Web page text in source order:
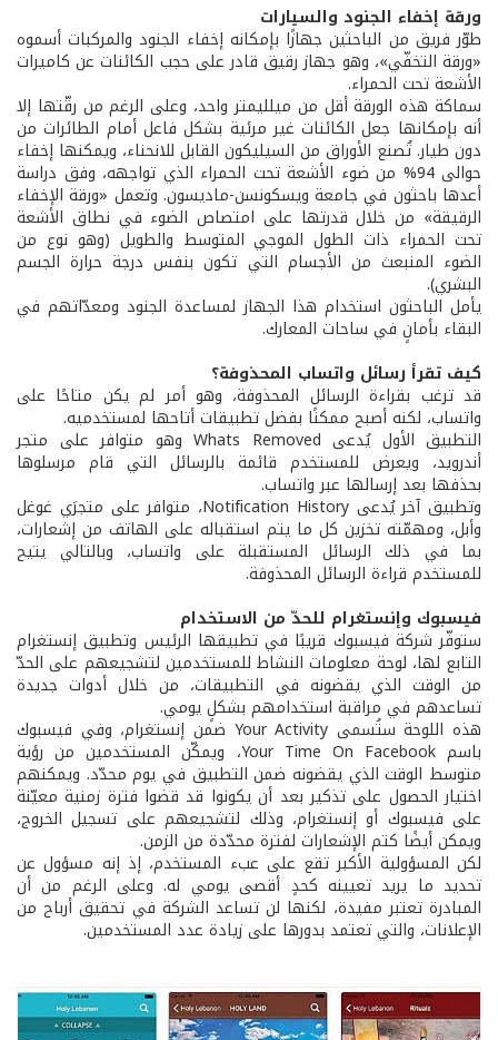
ورقة إخفاء الجنود والسيارات
طوّر فريق من الباحثين جهازًا بإمكانه إخفاء الجنود والمركبات أسموه
«ورقة التخفّي»، وهو جهاز رقيق قادر على حجب الكائنات عن كاميرات
الأشعة تحت الحمراء.
سماكة هذه الورقة أقل من ميلليمتر واحد، وعلى الرغم من رقّتها إلا
أنه بإمكانها جعل الكائنات غير مرئية بشكل فاعل أمام الطائرات من
دون طيار. تُصنع الأوراق من السيليكون القابل للانحناء، ويمكنها إخفاء
حوالى 94% من ضوء الأشعة تحت الحمراء الذي تواجهه، وفق دراسة
أعدها باحثون في جامعة ويسكونسن-ماديسون. وتعمل «ورقة الإخفاء
الرقيقة» من خلال قدرتها على امتصاص الضوء في نطاق الأشعة
تحت الحمراء ذات الطول الموجي المتوسط والطويل (وهو نوع من
الضوء المنبعث من الأجسام التي تكون بنفس درجة حرارة الجسم
البشري).
يأمل الباحثون استخدام هذا الجهاز لمساعدة الجنود ومعدّاتهم في
البقاء بأمانٍ في ساحات المعارك.
كيف تقرأ رسائل واتساب المحذوفة؟
قد ترغب بقراءة الرسائل المحذوفة، وهو أمر لم يكن متاحًا على
واتساب، لكنه أصبح ممكنًا بفضل تطبيقات أتاحها لمستخدميه.
التطبيق الأول يُدعى Whats Removed وهو متوافر على متجر
أندرويد، ويعرض للمستخدم قائمة بالرسائل التي قام مرسلوها
بحذفها بعد إرسالها عبر واتساب.
وتطبيق آخر يُدعى Notification History، متوافر على متجرَي غوغل
وأبل، ومهمّته تخزين كل ما يتم استقباله على الهاتف من إشعارات،
بما في ذلك الرسائل المستقبلة على واتساب، وبالتالي يتيح
للمستخدم قراءة الرسائل المحذوفة.
فيسبوك وإنستغرام للحدّ من الاستخدام
ستوفّر شركة فيسبوك قريبًا في تطبيقها الرئيس وتطبيق إنستغرام
التابع لها، لوحة معلومات النشاط للمستخدمين لتشجيعهم على الحدّ
من الوقت الذي يقضونه في التطبيقات، من خلال أدوات جديدة
تساعدهم في مراقبة استخدامهم بشكلٍ يومي.
هذه اللوحة ستُسمى Your Activity ضمن إنستغرام، وفي فيسبوك
باسم Your Time On Facebook، ويمكّن المستخدمين من رؤية
متوسط الوقت الذي يقضونه ضمن التطبيق في يوم محدّد. ويمكنهم
اختيار الحصول على تذكير بعد أن يكونوا قد قضوا فترة زمنية معيّنة
على فيسبوك أو إنستغرام، وذلك لتشجيعهم على تسجيل الخروج،
ويمكن أيضًا كتم الإشعارات لفترة محدّدة من الزمن.
لكن المسؤولية الأكبر تقع على عبء المستخدم، إذ إنه مسؤول عن
تحديد ما يريد تعيينه كحدٍ أقصى يومي له. وعلى الرغم من أن
المبادرة تعتبر مفيدة، لكنها لن تساعد الشركة في تحقيق أرباح من
الإعلانات، والتي تعتمد بدورها على زيادة عدد المستخدمين.